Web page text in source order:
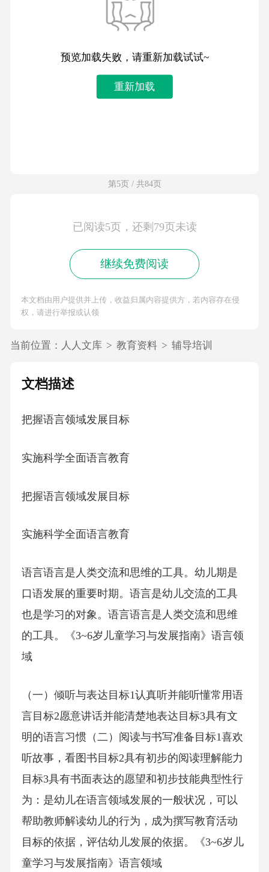
预览加载失败，请重新加载试试~
重新加载
第5页 / 共84页
已阅读5页，还剩79页未读
继续免费阅读
本文档由用户提供并上传，收益归属内容提供方，若内容存在侵
权，请进行举报或认领
当前位置： 人人文库 > 教育资料 > 辅导培训
文档描述
把握语言领域发展目标
实施科学全面语言教育
把握语言领域发展目标
实施科学全面语言教育
语言语言是人类交流和思维的工具。幼儿期是
口语发展的重要时期。语言是幼儿交流的工具
也是学习的对象。语言语言是人类交流和思维
的工具。《3~6岁儿童学习与发展指南》语言领
域
（一）倾听与表达目标1认真听并能听懂常用语
言目标2愿意讲话并能清楚地表达目标3具有文
明的语言习惯（二）阅读与书写准备目标1喜欢
听故事，看图书目标2具有初步的阅读理解能力
目标3具有书面表达的愿望和初步技能典型性行
为：是幼儿在语言领域发展的一般状况，可以
帮助教师解读幼儿的行为，成为撰写教育活动
目标的依据，评估幼儿发展的依据。《3~6岁儿
童学习与发展指南》语言领域